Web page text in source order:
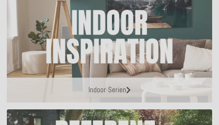
Indoor Serien